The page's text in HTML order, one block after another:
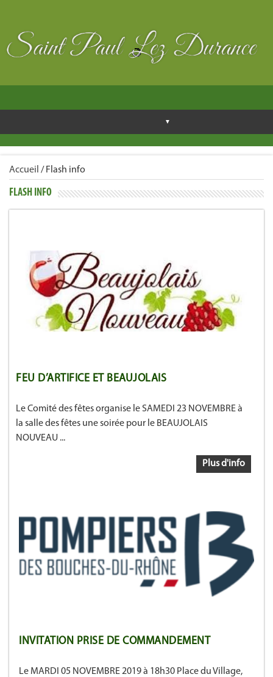
Accueil / Flash info
FLASH INFO
FEU D’ARTIFICE ET BEAUJOLAIS
Le Comité des fêtes organise le SAMEDI 23 NOVEMBRE à
la salle des fêtes une soirée pour le BEAUJOLAIS
NOUVEAU ...
Plus d'info
INVITATION PRISE DE COMMANDEMENT
Le MARDI 05 NOVEMBRE 2019 à 18h30 Place du Village,